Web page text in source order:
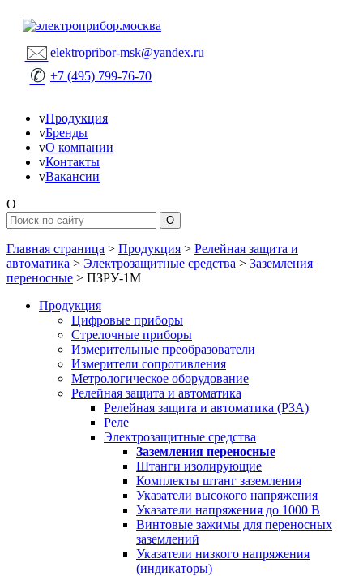
🖂 elektropribor-msk@yandex.ru
✆ +7 (495) 799-76-70
vПродукция
vБренды
vО компании
vКонтакты
vВакансии
O
Главная страница > Продукция > Релейная защита и
автоматика > Электрозащитные средства > Заземления
переносные > ПЗРУ-1М
Продукция
Цифровые приборы
Стрелочные приборы
Измерительные преобразователи
Измерители сопротивления
Метрологическое оборудование
Релейная защита и автоматика
Релейная защита и автоматика (РЗА)
Реле
Электрозащитные средства
Заземления переносные
Штанги изолирующие
Комплекты штанг заземления
Указатели высокого напряжения
Указатели напряжения до 1000 В
Винтовые зажимы для переносных
заземлений
Указатели низкого напряжения
(индикаторы)